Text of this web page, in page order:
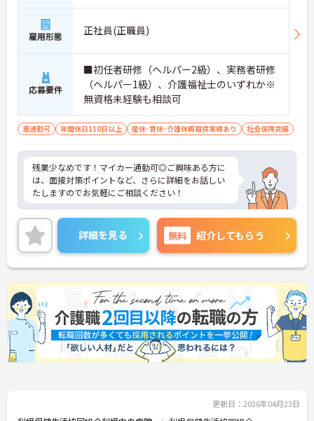
雇用形態 正社員(正職員)
応募要件
■初任者研修（ヘルパー2級）、実務者研修
（ヘルパー1級）、介護福祉士のいずれか※
無資格未経験も相談可
車通勤可 年間休日110日以上 産休･育休･介護休暇取得実績あり 社会保険完備
残業少なめです！マイカー通勤可◎ご興味ある方に
は、面接対策ポイントなど、さらに詳細をお話しい
たしますのでお気軽にご相談ください！
詳細を見る 無料 紹介してもらう
更新日：2026年04月23日